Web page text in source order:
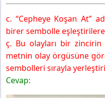
c. “Cepheye Koşan At”
birer sembolle
ç. Bu olayları bir
metnin olay örgüsüne
sembolleri sırayla
Cevap: